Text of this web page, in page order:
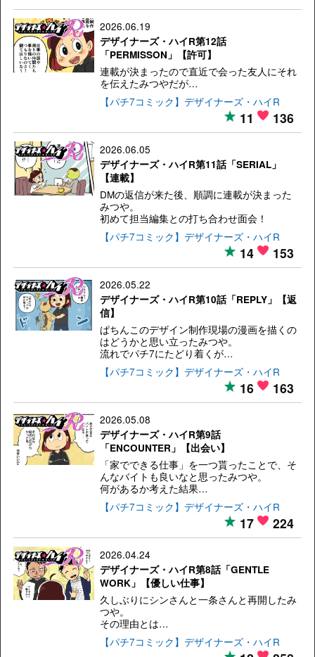
2026.06.19
デザイナーズ・ハイR第12話
「PERMISSON」【許可】
連載が決まったので直近で会った友人にそれ
を伝えたみつやだが…
【パチ7コミック】デザイナーズ・ハイR
11 136
2026.06.05
デザイナーズ・ハイR第11話「SERIAL」
【連載】
DMの返信が来た後、順調に連載が決まった
みつや。
初めて担当編集との打ち合わせ面会！
【パチ7コミック】デザイナーズ・ハイR
14 153
2026.05.22
デザイナーズ・ハイR第10話「REPLY」【返
信】
ぱちんこのデザイン制作現場の漫画を描くの
はどうかと思い立ったみつや。
流れでパチ7にたどり着くが…
【パチ7コミック】デザイナーズ・ハイR
16 163
2026.05.08
デザイナーズ・ハイR第9話
「ENCOUNTER」【出会い】
「家でできる仕事」を一つ貰ったことで、そ
んなバイトも良いなと思ったみつや。
何があるか考えた結果…
【パチ7コミック】デザイナーズ・ハイR
17 224
2026.04.24
デザイナーズ・ハイR第8話「GENTLE
WORK」【優しい仕事】
久しぶりにシンさんと一条さんと再開したみ
つや。
その理由とは…
【パチ7コミック】デザイナーズ・ハイR